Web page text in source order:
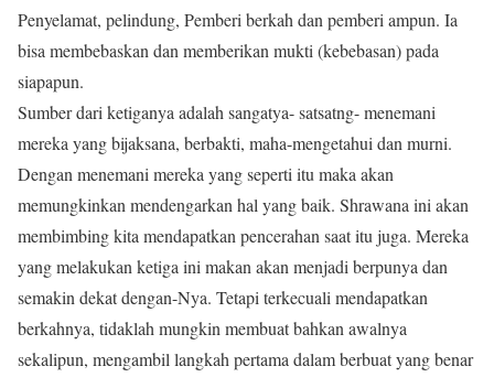
Penyelamat, pelindung, Pemberi berkah dan pemberi ampun. Ia
bisa membebaskan dan memberikan mukti (kebebasan) pada
siapapun.
Sumber dari ketiganya adalah sangatya- satsatng- menemani
mereka yang bijaksana, berbakti, maha-mengetahui dan murni.
Dengan menemani mereka yang seperti itu maka akan
memungkinkan mendengarkan hal yang baik. Shrawana ini akan
membimbing kita mendapatkan pencerahan saat itu juga. Mereka
yang melakukan ketiga ini makan akan menjadi berpunya dan
semakin dekat dengan-Nya. Tetapi terkecuali mendapatkan
berkahnya, tidaklah mungkin membuat bahkan awalnya
sekalipun, mengambil langkah pertama dalam berbuat yang benar